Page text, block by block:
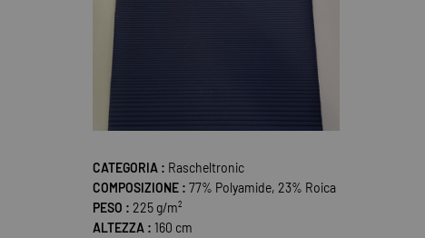
CATEGORIA : Rascheltronic
COMPOSIZIONE : 77% Polyamide, 23% Roica
PESO : 225 g/m²
ALTEZZA : 160 cm